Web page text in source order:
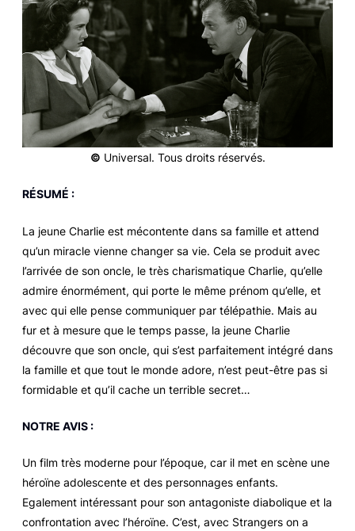
© Universal. Tous droits réservés.
RÉSUMÉ :
La jeune Charlie est mécontente dans sa famille et attend
qu’un miracle vienne changer sa vie. Cela se produit avec
l’arrivée de son oncle, le très charismatique Charlie, qu’elle
admire énormément, qui porte le même prénom qu’elle, et
avec qui elle pense communiquer par télépathie. Mais au
fur et à mesure que le temps passe, la jeune Charlie
découvre que son oncle, qui s’est parfaitement intégré dans
la famille et que tout le monde adore, n’est peut-être pas si
formidable et qu’il cache un terrible secret…
NOTRE AVIS :
Un film très moderne pour l’époque, car il met en scène une
héroïne adolescente et des personnages enfants.
Egalement intéressant pour son antagoniste diabolique et la
confrontation avec l’héroïne. C’est, avec Strangers on a